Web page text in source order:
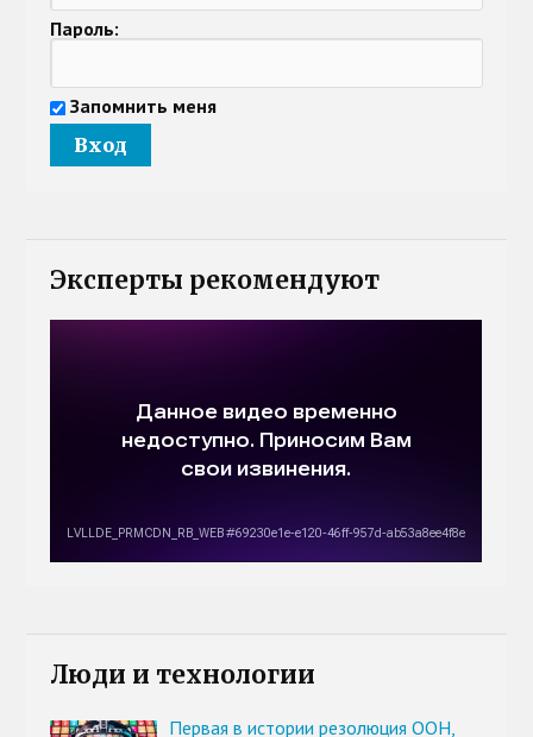
Пароль:
Запомнить меня
Эксперты рекомендуют
Люди и технологии
Первая в истории резолюция ООН,